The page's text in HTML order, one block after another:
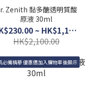
Zenith 黏多醣透明質酸
原液 30ml
HK$230.00 ~ HK$1,150.00
HK$2,100.00
必備精華 優惠價加入購物車後顯示